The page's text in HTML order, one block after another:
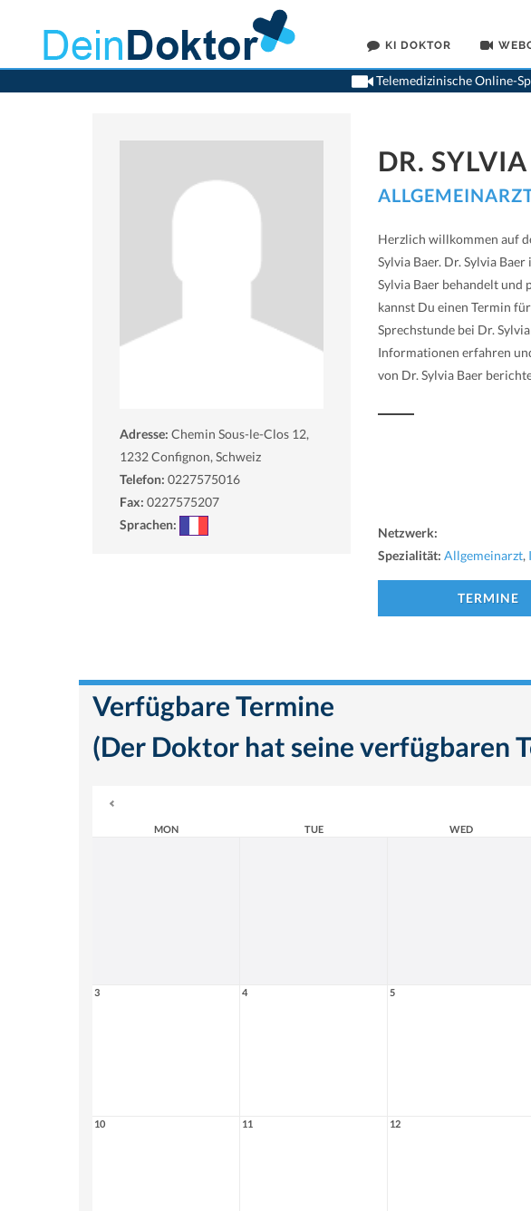
KI DOKTOR
Telemedizinische Online-
Adresse: Chemin Sous-le-Clos 12,
1232Confignon, Schweiz
Telefon: 0227575016
Fax: 0227575207
Sprachen:
DR.
Herzlich willkommen auf
Sylvia Baer. Dr. Sylvia
Sylvia Baer behandelt
kannst Du einen Termin
Sprechstunde bei Dr.
Informationen erfahren
von Dr. Sylvia Baer
Netzwerk:
Spezialität: Allgemeinarzt,
TERMINE
Verfügbare Termine
(Der Doktor hat seine verfügbaren
MON TUE WED
3 4 5
10 11 12